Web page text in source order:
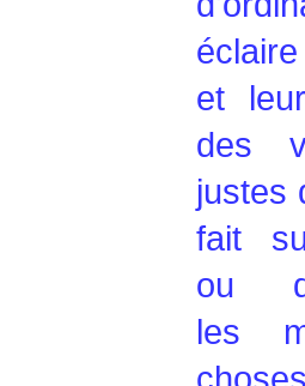
et
des
justes
fait
ou
les